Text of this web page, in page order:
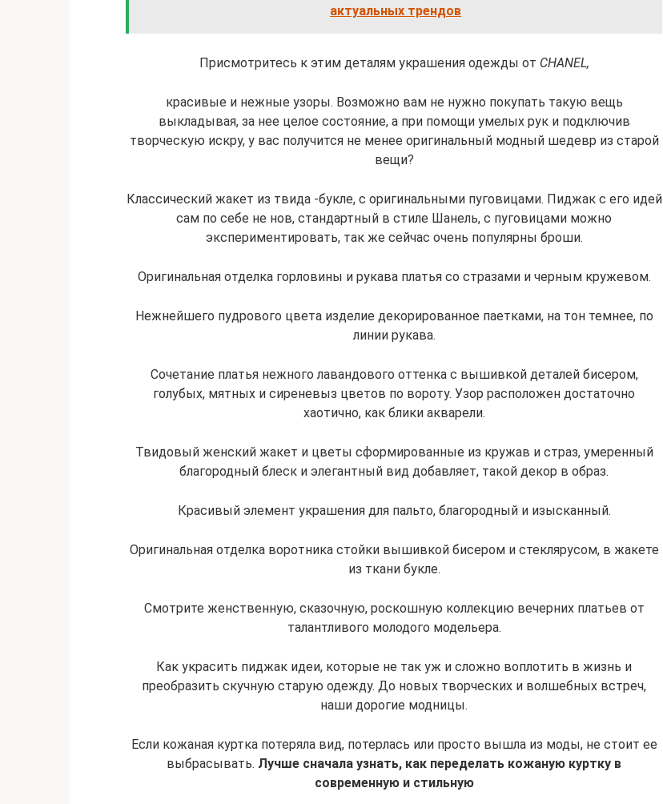
актуальных трендов
Присмотритесь к этим деталям украшения одежды от CHANEL,
красивые и нежные узоры. Возможно вам не нужно покупать такую вещь
выкладывая, за нее целое состояние, а при помощи умелых рук и подключив
творческую искру, у вас получится не менее оригинальный модный шедевр из старой
вещи?
Классический жакет из твида -букле, с оригинальными пуговицами. Пиджак с его идей
сам по себе не нов, стандартный в стиле Шанель, с пуговицами можно
экспериментировать, так же сейчас очень популярны броши.
Оригинальная отделка горловины и рукава платья со стразами и черным кружевом.
Нежнейшего пудрового цвета изделие декорированное паетками, на тон темнее, по
линии рукава.
Сочетание платья нежного лавандового оттенка с вышивкой деталей бисером,
голубых, мятных и сиреневыз цветов по вороту. Узор расположен достаточно
хаотично, как блики акварели.
Твидовый женский жакет и цветы сформированные из кружав и страз, умеренный
благородный блеск и элегантный вид добавляет, такой декор в образ.
Красивый элемент украшения для пальто, благородный и изысканный.
Оригинальная отделка воротника стойки вышивкой бисером и стеклярусом, в жакете
из ткани букле.
Смотрите женственную, сказочную, роскошную коллекцию вечерних платьев от
талантливого молодого модельера.
Как украсить пиджак идеи, которые не так уж и сложно воплотить в жизнь и
преобразить скучную старую одежду. До новых творческих и волшебных встреч,
наши дорогие модницы.
Если кожаная куртка потеряла вид, потерлась или просто вышла из моды, не стоит ее
выбрасывать. Лучше сначала узнать, как переделать кожаную куртку в
современную и стильную